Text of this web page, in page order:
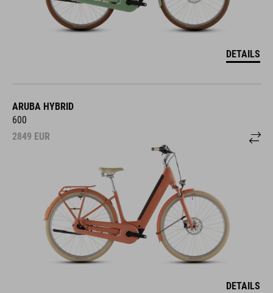
DETAILS
ARUBA HYBRID
600
2849 EUR
DETAILS